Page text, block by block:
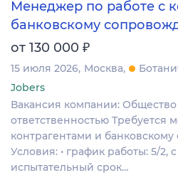
Менеджер по работе с
банковскому
от 130 000 ₽
15 июля 2026 Москва
Jobers
Вакансия компании:
ответственностью Требуется
контрагентами и
Условия: • график работы: 5/2, с
испытательный срок…